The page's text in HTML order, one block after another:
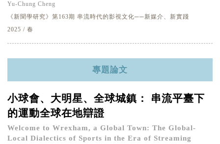
Yu-Chung Cheng
《新聞學研究》第163期 串流時代的影視文化──新媒介、新實踐
2025 / 春
專題論文
小球會、大明星、全球城鎮： 串流平臺下
的運動全球在地辯證
Welcome to Wrexham, a Global Town: The Global-
Local Dialectics of Sports in the Era of Streaming